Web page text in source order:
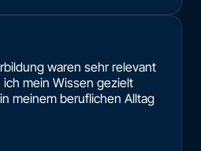
waren sehr relevant
mein Wissen gezielt
meinem beruflichen Alltag